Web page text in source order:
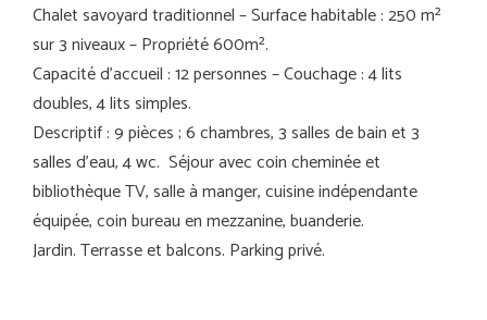
Chalet savoyard traditionnel – Surface habitable : 250 m²
sur 3 niveaux – Propriété 600m².
Capacité d’accueil : 12 personnes – Couchage : 4 lits
doubles, 4 lits simples.
Descriptif : 9 pièces ; 6 chambres, 3 salles de bain et 3
salles d’eau, 4 wc. Séjour avec coin cheminée et
bibliothèque TV, salle à manger, cuisine indépendante
équipée, coin bureau en mezzanine, buanderie.
Jardin. Terrasse et balcons. Parking privé.